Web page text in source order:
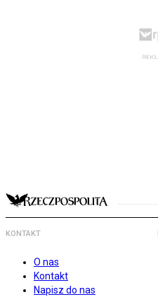
KONTAKT
O nas
Kontakt
Napisz do nas